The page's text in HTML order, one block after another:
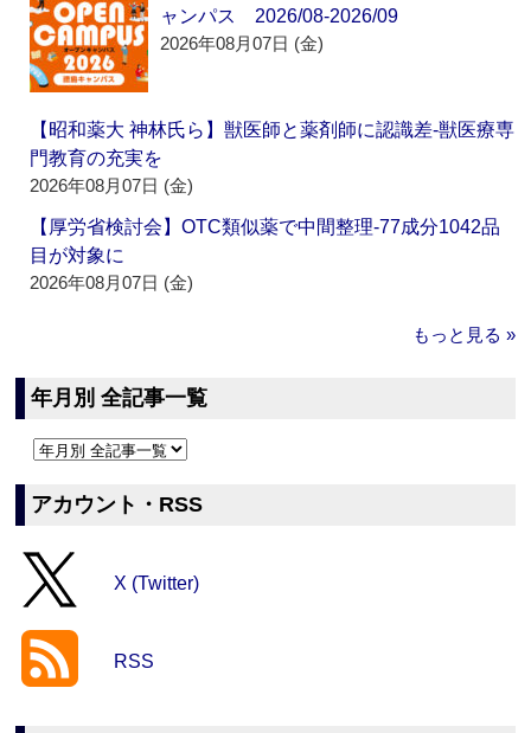
ャンパス 2026/08-2026/09
2026年08月07日 (金)
【昭和薬大 神林氏ら】獣医師と薬剤師に認識差‐獣医療専
門教育の充実を
2026年08月07日 (金)
【厚労省検討会】OTC類似薬で中間整理‐77成分1042品
目が対象に
2026年08月07日 (金)
もっと見る »
年月別 全記事一覧
アカウント・RSS
X (Twitter)
RSS